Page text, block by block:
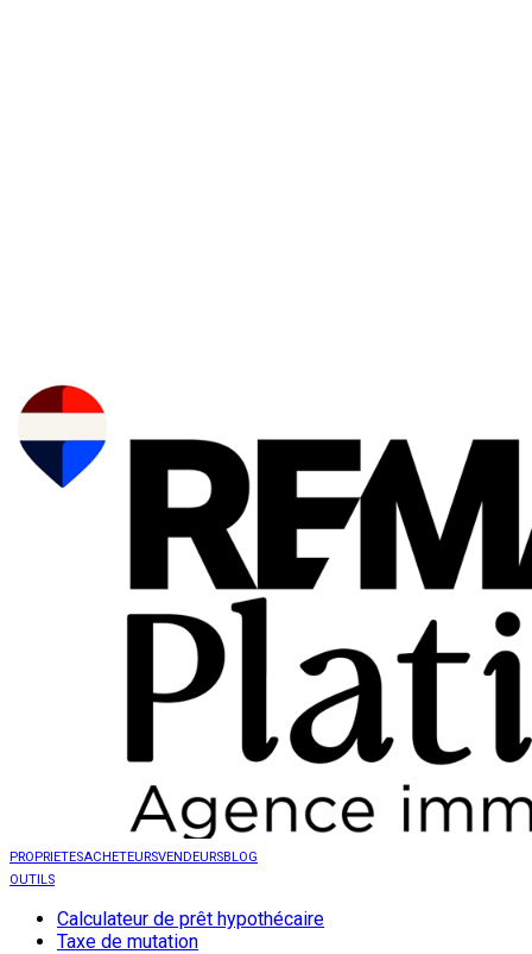
PROPRIETESACHETEURSVENDEURSBLOG
OUTILS
Calculateur de prêt hypothécaire
Taxe de mutation